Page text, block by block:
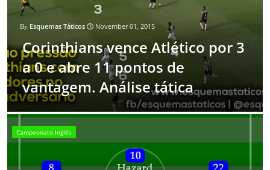
Esquemas Táticos November 01, 2015
Corinthians vence Atlético por 3
a 0 e abre 11 pontos de
vantagem. Análise tática
Campeonato Inglês